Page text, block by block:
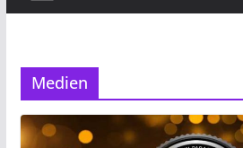
Medien